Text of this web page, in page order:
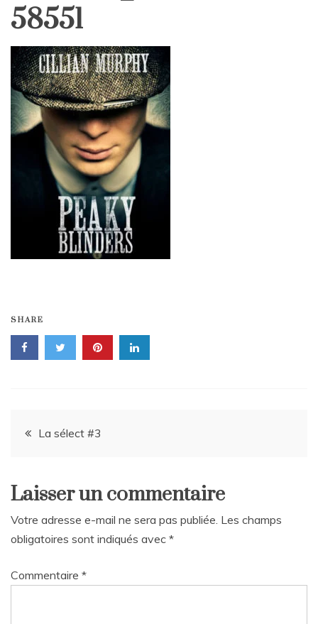
58551
SHARE
Navigation
l’article
La sélect #3
Laisser un commentaire
Votre adresse e-mail ne sera pas publiée. Les champs
obligatoires sont indiqués avec *
Commentaire *